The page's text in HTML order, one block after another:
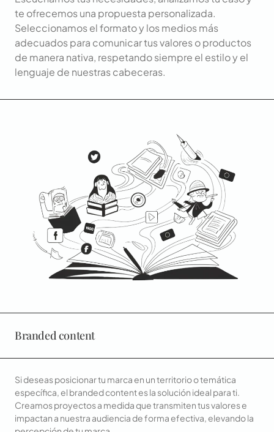
te ofrecemos una propuesta personalizada.
Seleccionamos el formato y los medios más
adecuados para comunicar tus valores o productos
de manera nativa, respetando siempre el estilo y el
lenguaje de nuestras cabeceras.
Branded content
Si deseas posicionar tu marca en un territorio o temática
específica, el branded content es la solución ideal para ti.
Creamos proyectos a medida que transmiten tus valores e
impactan a nuestra audiencia de forma efectiva, elevando la